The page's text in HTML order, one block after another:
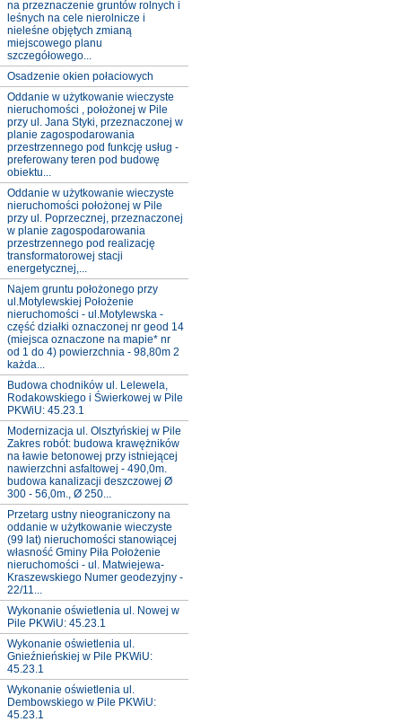
na przeznaczenie gruntów rolnych i
leśnych na cele nierolnicze i
nieleśne objętych zmianą
miejscowego planu
szczegółowego...
Osadzenie okien połaciowych
Oddanie w użytkowanie wieczyste
nieruchomości , położonej w Pile
przy ul. Jana Styki, przeznaczonej w
planie zagospodarowania
przestrzennego pod funkcję usług -
preferowany teren pod budowę
obiektu...
Oddanie w użytkowanie wieczyste
nieruchomości położonej w Pile
przy ul. Poprzecznej, przeznaczonej
w planie zagospodarowania
przestrzennego pod realizację
transformatorowej stacji
energetycznej,...
Najem gruntu położonego przy
ul.Motylewskiej Położenie
nieruchomości - ul.Motylewska -
część działki oznaczonej nr geod 14
(miejsca oznaczone na mapie* nr
od 1 do 4) powierzchnia - 98,80m 2
każda...
Budowa chodników ul. Lelewela,
Rodakowskiego i Świerkowej w Pile
PKWiU: 45.23.1
Modernizacja ul. Olsztyńskiej w Pile
Zakres robót: budowa krawężników
na ławie betonowej przy istniejącej
nawierzchni asfaltowej - 490,0m.
budowa kanalizacji deszczowej Ø
300 - 56,0m., Ø 250...
Przetarg ustny nieograniczony na
oddanie w użytkowanie wieczyste
(99 lat) nieruchomości stanowiącej
własność Gminy Piła Położenie
nieruchomości - ul. Matwiejewa-
Kraszewskiego Numer geodezyjny -
22/11...
Wykonanie oświetlenia ul. Nowej w
Pile PKWiU: 45.23.1
Wykonanie oświetlenia ul.
Gnieźnieńskiej w Pile PKWiU:
45.23.1
Wykonanie oświetlenia ul.
Dembowskiego w Pile PKWiU:
45.23.1